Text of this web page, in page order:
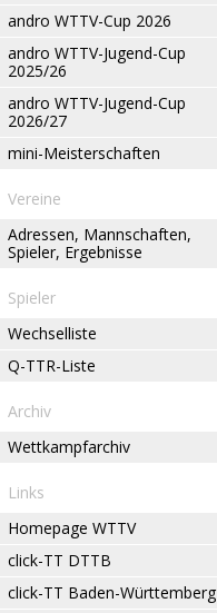
andro WTTV-Cup 2026
andro WTTV-Jugend-Cup
2025/26
andro WTTV-Jugend-Cup
2026/27
mini-Meisterschaften
Vereine
Adressen, Mannschaften,
Spieler, Ergebnisse
Spieler
Wechselliste
Q-TTR-Liste
Archiv
Wettkampfarchiv
Links
Homepage WTTV
click-TT DTTB
click-TT Baden-Württemberg